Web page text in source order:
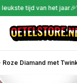
€30🎉Emblemen
Roze Diamand met